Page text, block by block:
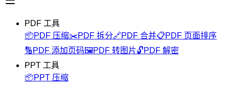
PDF 工具
📦PDF 压缩✂️PDF 拆分🔗PDF 合并📋PDF 页面排序
🔢 PDF 添加页码🖼️PDF 转图片🔓PDF 解密
PPT 工具
📦PPT 压缩